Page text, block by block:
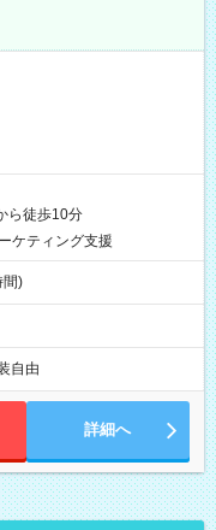
ら徒歩10分
ケティング支援
)
自由
詳細へ